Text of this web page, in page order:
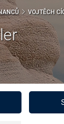
VOJTĚCH